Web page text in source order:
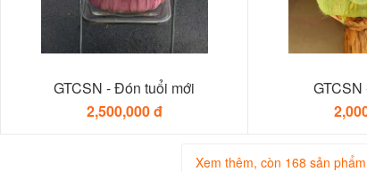
GTCSN - Đón tuổi mới
2,500,000 đ
Xem thêm, còn 168 sản phẩm